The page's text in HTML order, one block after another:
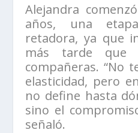
Alejandra
años, una
retadora, ya que
más tarde que
compañeras. “No
elasticidad, pero
no define hasta
sino el
señaló.